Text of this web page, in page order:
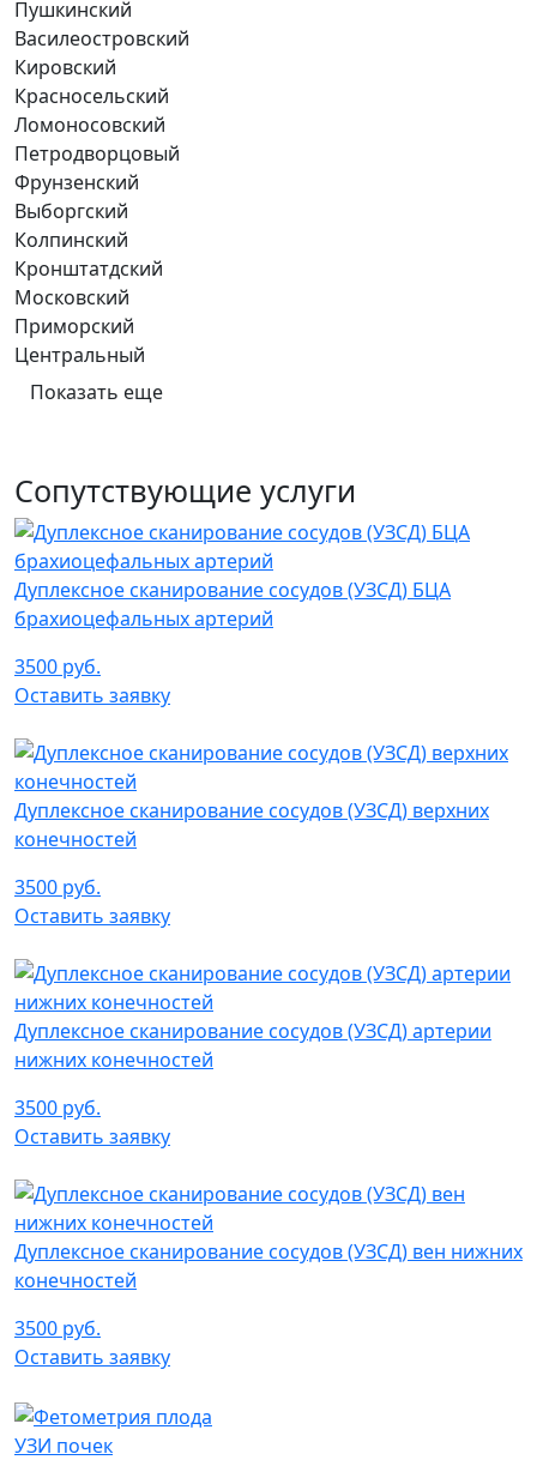
Пушкинский
Василеостровский
Кировский
Красносельский
Ломоносовский
Петродворцовый
Фрунзенский
Выборгский
Колпинский
Кронштатдский
Московский
Приморский
Центральный
Показать еще
Сопутствующие услуги
Дуплексное сканирование сосудов (УЗСД) БЦА
брахиоцефальных артерий
3500 руб.
Оставить заявку
Дуплексное сканирование сосудов (УЗСД) верхних
конечностей
3500 руб.
Оставить заявку
Дуплексное сканирование сосудов (УЗСД) артерии
нижних конечностей
3500 руб.
Оставить заявку
Дуплексное сканирование сосудов (УЗСД) вен нижних
конечностей
3500 руб.
Оставить заявку
УЗИ почек